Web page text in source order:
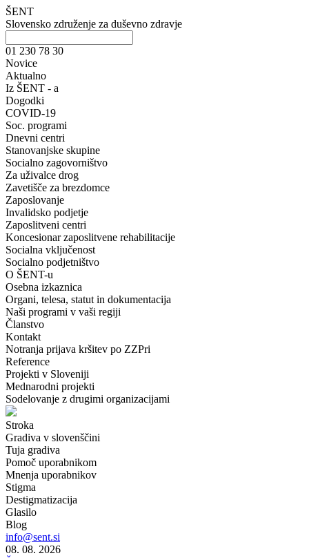
ŠENT
Slovensko združenje za duševno zdravje
01 230 78 30
Novice
Aktualno
Iz ŠENT - a
Dogodki
COVID-19
Soc. programi
Dnevni centri
Stanovanjske skupine
Socialno zagovorništvo
Za uživalce drog
Zavetišče za brezdomce
Zaposlovanje
Invalidsko podjetje
Zaposlitveni centri
Koncesionar zaposlitvene rehabilitacije
Socialna vključenost
Socialno podjetništvo
O ŠENT-u
Osebna izkaznica
Organi, telesa, statut in dokumentacija
Naši programi v vaši regiji
Članstvo
Kontakt
Notranja prijava kršitev po ZZPri
Reference
Projekti v Sloveniji
Mednarodni projekti
Sodelovanje z drugimi organizacijami
Stroka
Gradiva v slovenščini
Tuja gradiva
Pomoč uporabnikom
Mnenja uporabnikov
Stigma
Destigmatizacija
Glasilo
Blog
info@sent.si
08. 08. 2026